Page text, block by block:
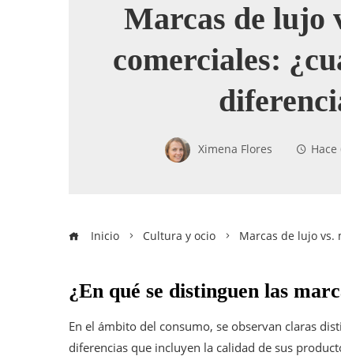
Marcas de lujo
comerciales:
Ximena Flores Hace
Inicio Cultura y ocio Marcas de lujo vs.
¿En qué se distinguen las
En el ámbito del consumo, se observan claras
diferencias que incluyen la calidad de sus